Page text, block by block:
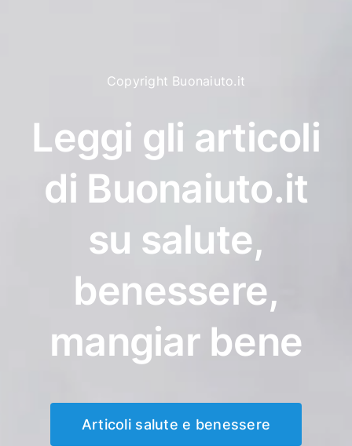
Copyright Buonaiuto.it
Leggi gli articoli
di Buonaiuto.it
su salute,
benessere,
mangiar bene
Articoli salute e benessere